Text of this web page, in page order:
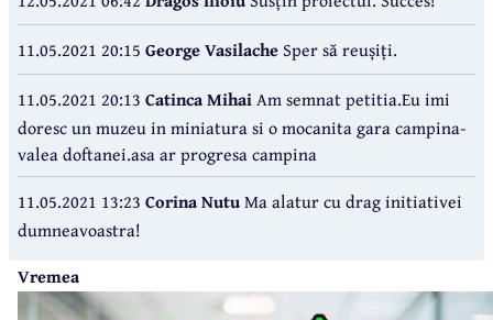
11.05.2021 20:15 George VasilacheSper să reușiți.
11.05.2021 20:13 Catinca MihaiAm semnat petitia.Eu imi
doresc un muzeu in miniatura si o mocanita gara campina-
valea doftanei.asa ar progresa campina
11.05.2021 13:23 Corina NutuMa alatur cu drag initiativei
dumneavoastra!
Vremea